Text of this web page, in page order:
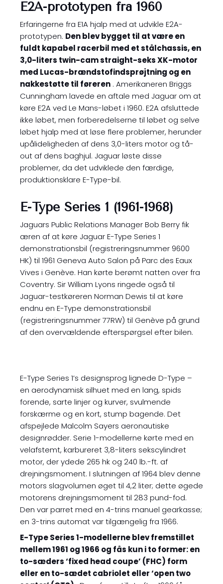
E2A-prototypen fra 1960
Erfaringerne fra E1A hjalp med at udvikle E2A-
prototypen. Den blev bygget til at være en
fuldt kapabel racerbil med et stålchassis, en
3,0-liters twin-cam straight-seks XK-motor
med Lucas-brændstofindsprøjtning og en
nakkestøtte til føreren . Amerikaneren Briggs
Cunningham lavede en aftale med Jaguar om at
køre E2A ved Le Mans-løbet i 1960. E2A afsluttede
ikke løbet, men forberedelserne til løbet og selve
løbet hjalp med at løse flere problemer, herunder
upålideligheden af dens 3,0-liters motor og tå-
out af dens baghjul. Jaguar løste disse
problemer, da det udviklede den færdige,
produktionsklare E-Type-bil.
E-Type Series 1 (1961-1968)
Jaguars Public Relations Manager Bob Berry fik
æren af at køre Jaguar E-Type Series 1
demonstrationsbil (registreringsnummer 9600
HK) til 1961 Geneva Auto Salon på Parc des Eaux
Vives i Genève. Han kørte berømt natten over fra
Coventry. Sir William Lyons ringede også til
Jaguar-testkøreren Norman Dewis til at køre
endnu en E-Type demonstrationsbil
(registreringsnummer 77RW) til Genève på grund
af den overvældende efterspørgsel efter bilen.
E-Type Series 1’s designsprog lignede D-Type –
en aerodynamisk silhuet med en lang, spids
forende, sarte linjer og kurver, svulmende
forskærme og en kort, stump bagende. Det
afspejlede Malcolm Sayers aeronautiske
designrødder. Serie 1-modellerne kørte med en
velafstemt, karbureret 3,8-liters sekscylindret
motor, der ydede 265 hk og 240 lb.-ft. af
drejningsmoment. I slutningen af 1964 blev denne
motors slagvolumen øget til 4,2 liter; dette øgede
motorens drejningsmoment til 283 pund-fod.
Den var parret med en 4-trins manuel gearkasse;
en 3-trins automat var tilgængelig fra 1966.
E-Type Series 1-modellerne blev fremstillet
mellem 1961 og 1966 og fås kun i to former: en
to-sæders ‘fixed head coupe’ (FHC) form
eller en to-sædet cabriolet eller ‘open two